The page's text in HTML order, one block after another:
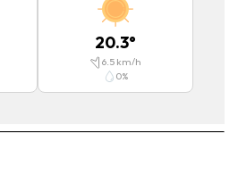
20.3°
6.5 km/h
0%